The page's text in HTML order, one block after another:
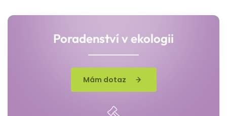
Poradenství v ekologii
Mám dotaz